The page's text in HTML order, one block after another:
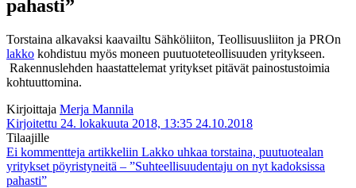
pahasti”
Torstaina alkavaksi kaavailtu Sähköliiton, Teollisuusliiton ja PROn
lakko kohdistuu myös moneen puutuoteteollisuuden yritykseen.
Rakennuslehden haastattelemat yritykset pitävät painostustoimia
kohtuuttomina.
Kirjoittaja Merja Mannila
Kirjoitettu 24. lokakuuta 2018, 13:35 24.10.2018
Tilaajille
Ei kommentteja artikkeliin Lakko uhkaa torstaina, puutuotealan
yritykset pöyristyneitä – ”Suhteellisuudentaju on nyt kadoksissa
pahasti”